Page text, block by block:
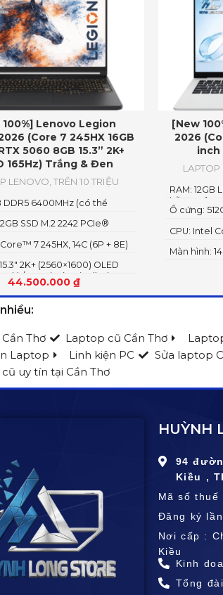
100%] Lenovo Legion
(Core 7 245HX 16GB
5060 8GB 15.3” 2K+
165Hz) Trắng & Đen
LENOVO, TRÊN 10 TRIỆU
44.500.000 ₫
2K+ (2560×1600) OLED
/ 500nits (typical) Glossy,
165Hz, G-SYNC®,
True Black 1000
7 245HX, 14C (6P + 8E)
SSD M.2 2242 PCIe®
DDR5 6400MHz (có thể
[New
2026
inch
Màn hình:
CPU: Intel
Ổ cứng:
RAM: 12GB
hỗ trợ nâng
Thơ Laptop cũ Cần Thơ
Laptop
Linh kiện PC Sửa laptop
uy tín tại Cần Thơ
HUỲNH
94
Kiều ,
Mã số thuế
Đăng ký
Nơi cấp :
Kiều
Kinh
Tổng